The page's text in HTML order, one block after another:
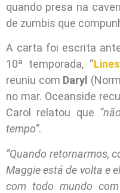
quando presa na
de zumbis que
A carta foi escrita
10ª temporada, “
reuniu com Daryl
no mar. Oceanside
Carol relatou que
tempo”.
“Quando retornarmos,
Maggie está de volta e
com todo mundo